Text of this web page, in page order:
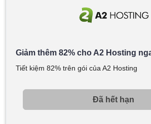
Giảm thêm 82% cho A2 Hosting
Tiết kiệm 82% trên gói của A2 Hosting
Đã hết hạn